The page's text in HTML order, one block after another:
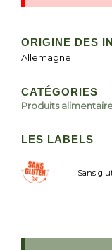
ORIGINE DES
Allemagne
CATÉGORIES
Produits
LES LABELS
Sans